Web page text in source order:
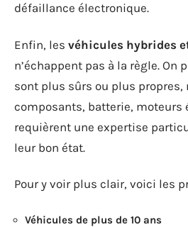
défaillance électronique.
Enfin, les véhicules hybrides
n’échappent pas à la règle. On
sont plus sûrs ou plus propres,
composants, batterie, moteurs
requièrent une expertise
leur bon état.
Pour y voir plus clair, voici les
Véhicules de plus de 10 ans